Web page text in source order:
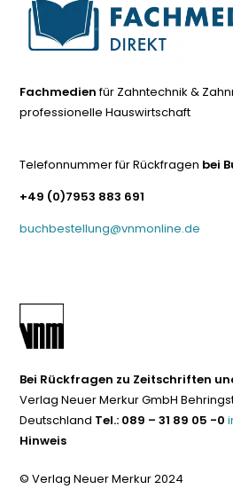
Fachmedienfür Zahntechnik &
professionelle Hauswirtschaft
Telefonnummer für Rückfragen bei
+49 (0)7953 883 691
buchbestellung@vnmonline.de
Bei Rückfragen zu Zeitschriften
Verlag Neuer Merkur GmbH
Deutschland Tel.: 089 – 31 89 05 -0
Hinweis
© Verlag Neuer Merkur 2024